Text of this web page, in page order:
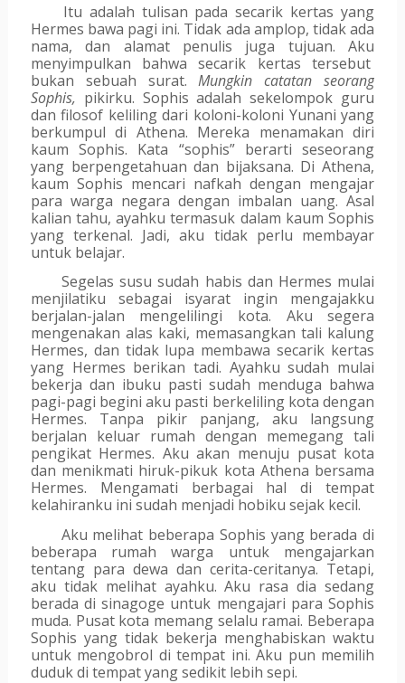
Itu adalah tulisan pada secarik kertas yang
Hermes bawa pagi ini. Tidak ada amplop, tidak ada
nama, dan alamat penulis juga tujuan. Aku
menyimpulkan bahwa secarik kertas tersebut
bukan sebuah surat. Mungkin catatan seorang
Sophis, pikirku. Sophis adalah sekelompok guru
dan filosof keliling dari koloni-koloni Yunani yang
berkumpul di Athena. Mereka menamakan diri
kaum Sophis. Kata “sophis” berarti seseorang
yang berpengetahuan dan bijaksana. Di Athena,
kaum Sophis mencari nafkah dengan mengajar
para warga negara dengan imbalan uang. Asal
kalian tahu, ayahku termasuk dalam kaum Sophis
yang terkenal. Jadi, aku tidak perlu membayar
untuk belajar.
Segelas susu sudah habis dan Hermes mulai
menjilatiku sebagai isyarat ingin mengajakku
berjalan-jalan mengelilingi kota. Aku segera
mengenakan alas kaki, memasangkan tali kalung
Hermes, dan tidak lupa membawa secarik kertas
yang Hermes berikan tadi. Ayahku sudah mulai
bekerja dan ibuku pasti sudah menduga bahwa
pagi-pagi begini aku pasti berkeliling kota dengan
Hermes. Tanpa pikir panjang, aku langsung
berjalan keluar rumah dengan memegang tali
pengikat Hermes. Aku akan menuju pusat kota
dan menikmati hiruk-pikuk kota Athena bersama
Hermes. Mengamati berbagai hal di tempat
kelahiranku ini sudah menjadi hobiku sejak kecil.
Aku melihat beberapa Sophis yang berada di
beberapa rumah warga untuk mengajarkan
tentang para dewa dan cerita-ceritanya. Tetapi,
aku tidak melihat ayahku. Aku rasa dia sedang
berada di sinagoge untuk mengajari para Sophis
muda. Pusat kota memang selalu ramai. Beberapa
Sophis yang tidak bekerja menghabiskan waktu
untuk mengobrol di tempat ini. Aku pun memilih
duduk di tempat yang sedikit lebih sepi.